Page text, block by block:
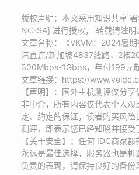
版权声明：本文采用知识共享
NC-SA] 进行授权， 转载请注明
文章名称：《VKVM：2024暑
港直连/新加坡4837线路，2核
300Mbps-1Gbps，年付199元
文章链接： https://
【声明】：国外主机测评仅分
非中介，所有内容仅代表个人
定、约定的保证，读者购买风
测评，即表示您已经知晓并接受
【关于安全】：任何 IDC商家
永远是最佳选择，服务器也是
负责的表现，请保持良好的备份